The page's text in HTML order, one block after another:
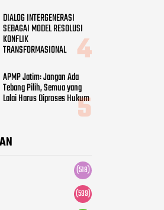
DIALOG INTERGENERASI
SEBAGAI MODEL RESOLUSI
KONFLIK
TRANSFORMASIONAL
APMP Jatim: Jangan Ada
Tebang Pilih, Semua yang
Lalai Harus Diproses Hukum
(518)
(599)